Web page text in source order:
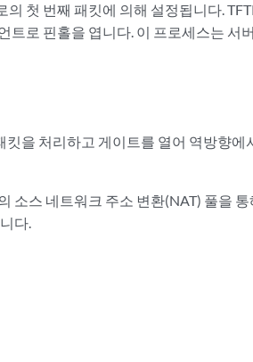
첫 번째 패킷에 의해 설정됩니다.
트로 핀홀을 엽니다. 이 프로세스는 서
킷을 처리하고 게이트를 열어 역방향
소스 네트워크 주소 변환(NAT) 풀을
다.